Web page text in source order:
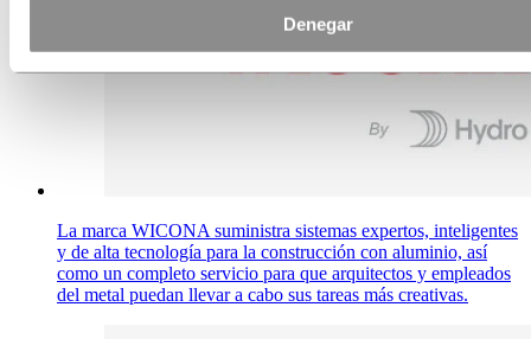
Denegar
La marca WICONA suministra sistemas expertos, inteligentes
y de alta tecnología para la construcción con aluminio, así
como un completo servicio para que arquitectos y empleados
del metal puedan llevar a cabo sus tareas más creativas.